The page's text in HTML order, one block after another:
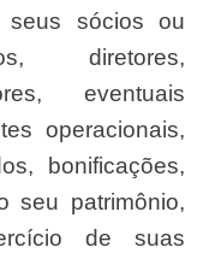
sócios ou
diretores,
eventuais
operacionais,
bonificações,
seu patrimônio,
de suas